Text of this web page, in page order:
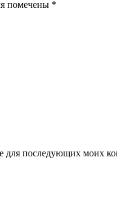
помечены *
для последующих моих